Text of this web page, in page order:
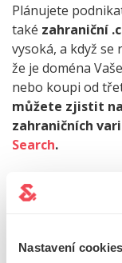
Nastavení
Plánujete
také zahraniční
vysoká, a když
že je doména
nebo koupi od
můžete zjistit
zahraničních
Search.
Řekli jsme si, jak